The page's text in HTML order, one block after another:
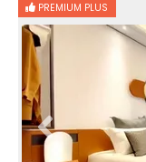
PREMIUM PLUS